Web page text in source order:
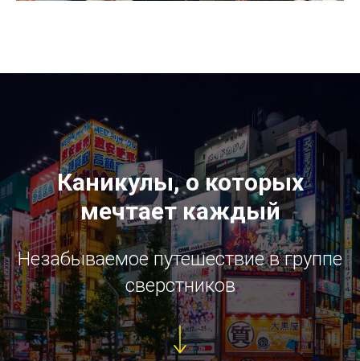
Каникулы, о которых
мечтает каждый
Незабываемое путешествие в группе
сверстников